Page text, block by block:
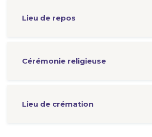
Lieu de repos
Cérémonie religieuse
Lieu de crémation